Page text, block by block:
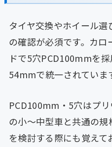
タイヤ交換やホイール
の確認が必須です。カ
ドで5穴PCD100mmを
54mmで統一されていま
PCD100mm・5穴はプ
の小〜中型車と共通の
を検討する際にも覚えて